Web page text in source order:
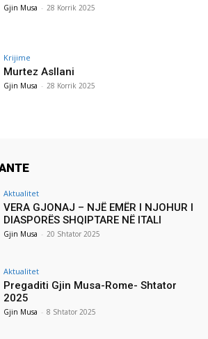
Gjin Musa - 28 Korrik 2025
Krijime
Murtez Asllani
Gjin Musa - 28 Korrik 2025
Aktualitet
VERA GJONAJ – NJË EMËR I NJOHUR I
DIASPORËS SHQIPTARE NË ITALI
Gjin Musa - 20 Shtator 2025
Aktualitet
Pregaditi Gjin Musa-Rome- Shtator
2025
Gjin Musa - 8 Shtator 2025